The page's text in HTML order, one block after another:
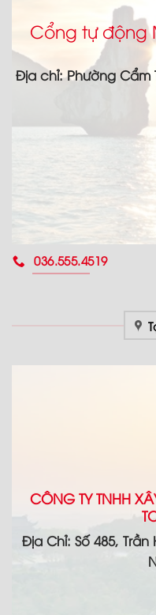
Cổng tự động
Địa chỉ: Phường Cẩm
036.555.4519
CÔNG TY TNHH
Địa Chỉ: Số 485, Trần